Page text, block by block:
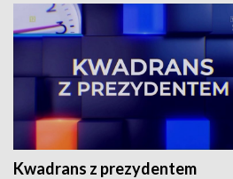
Kwadrans z prezydentem